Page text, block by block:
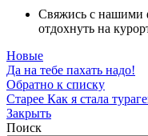
Свяжись с нашими
отдохнуть на
Новые
Да на тебе пахать надо!
Обратно к списку
Старее Как я стала
Закрыть
Поиск